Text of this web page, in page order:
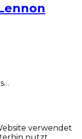
verwendet